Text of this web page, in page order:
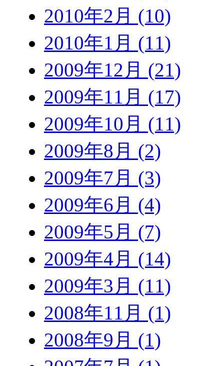
2010年2月 (10)
2010年1月 (11)
2009年12月 (21)
2009年11月 (17)
2009年10月 (11)
2009年8月 (2)
2009年7月 (3)
2009年6月 (4)
2009年5月 (7)
2009年4月 (14)
2009年3月 (11)
2008年11月 (1)
2008年9月 (1)